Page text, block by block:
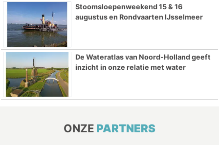
Stoomsloepenweekend 15 & 16
augustus en Rondvaarten IJsselmeer
De Wateratlas van Noord-Holland geeft
inzicht in onze relatie met water
ONZE PARTNERS